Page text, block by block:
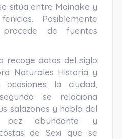
sitúa entre Mainake y
Posiblemente
de fuentes
recoge datos del siglo
Naturales Historia y
la ciudad,
se relaciona
salazones y habla del
pez abundante y
de Sexi que se